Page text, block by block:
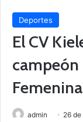
Deportes
El CV
campeón
Femenina
admin 26